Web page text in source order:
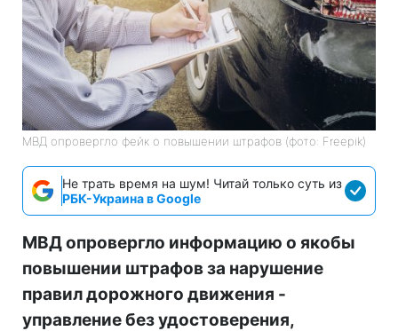
МВД опровергло фейк о повышении штрафов (фото: Freepik)
Не трать время на шум! Читай только суть из
РБК-Украина в Google
МВД опровергло информацию о якобы
повышении штрафов за нарушение
правил дорожного движения -
управление без удостоверения,